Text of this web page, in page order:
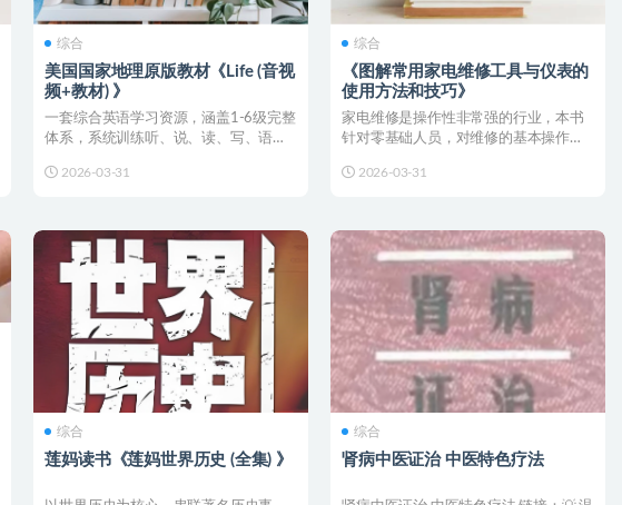
综合
美国国家地理原版教材《Life (音视
频+教材) 》
一套综合英语学习资源，涵盖1-6级完整
体系，系统训练听、说、读、写、语法
2026-03-31
综合
《图解常用家电维修工具与仪表的
使用方法和技巧》
家电维修是操作性非常强的行业，本书
针对零基础人员，对维修的基本操作技
2026-03-31
综合
莲妈读书《莲妈世界历史 (全集) 》
综合
肾病中医证治 中医特色疗法